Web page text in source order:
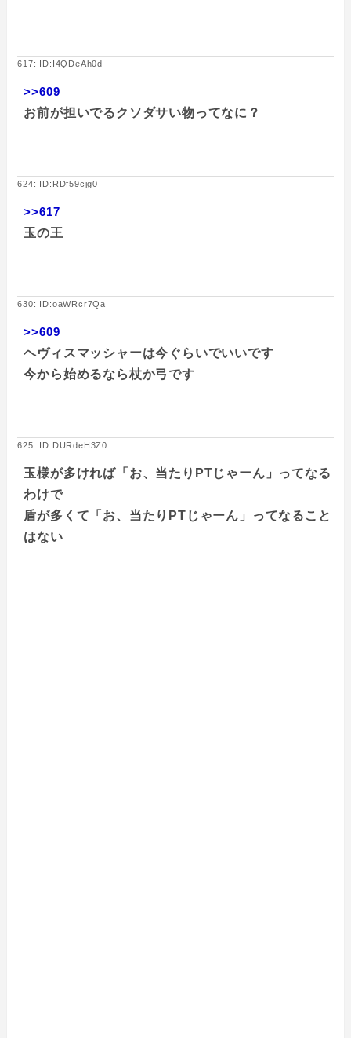
617: ID:I4QDeAh0d
>>609
お前が担いでるクソダサい物ってなに？
624: ID:RDf59cjg0
>>617
玉の王
630: ID:oaWRcr7Qa
>>609
ヘヴィスマッシャーは今ぐらいでいいです
今から始めるなら杖か弓です
625: ID:DURdeH3Z0
玉様が多ければ「お、当たりPTじゃーん」ってなる
わけで
盾が多くて「お、当たりPTじゃーん」ってなること
はない